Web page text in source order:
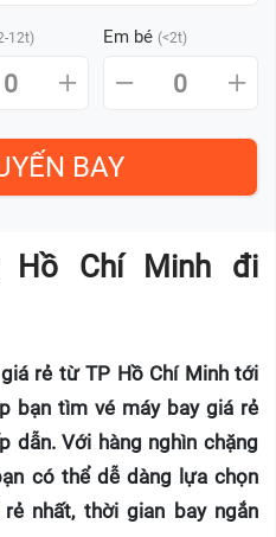
12t) Em bé (<2t)
0 0
Hồ Chí Minh đi
rẻ từ TP Hồ Chí Minh tới
bạn tìm vé máy bay giá rẻ
dẫn. Với hàng nghìn chặng
có thể dễ dàng lựa chọn
nhất, thời gian bay ngắn